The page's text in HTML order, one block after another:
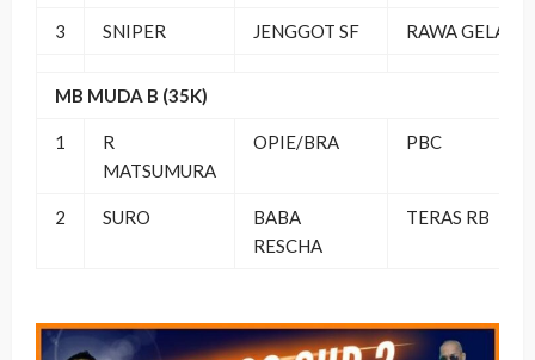
3 SNIPER JENGGOT SF RAWA GELAM
MB MUDA B (35K)
1
R
MATSUMURA
OPIE/BRA PBC
2 SURO
BABA
RESCHA
TERAS RB